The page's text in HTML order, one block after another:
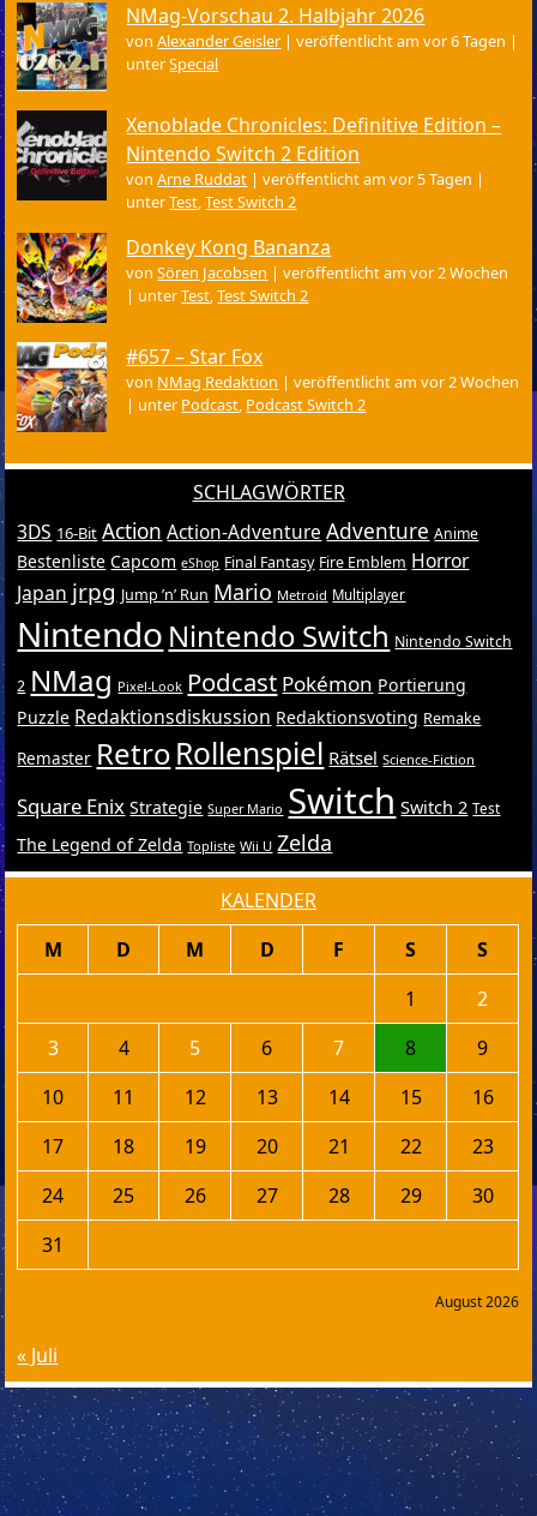
NMag-Vorschau 2. Halbjahr 2026
vonAlexander Geisler |veröffentlicht am vor 6 Tagen |
unterSpecial
Xenoblade Chronicles: Definitive Edition –
Nintendo Switch 2 Edition
vonArne Ruddat |veröffentlicht am vor 5 Tagen |
unterTest,Test Switch 2
Donkey Kong Bananza
vonSören Jacobsen |veröffentlicht am vor 2 Wochen
| unterTest,Test Switch 2
#657 – Star Fox
von NMag Redaktion |veröffentlicht am vor 2 Wochen
| unter Podcast, Podcast Switch 2
SCHLAGWÖRTER
3DS 16-Bit Action Action-Adventure Adventure Anime
Bestenliste Capcom eShop Final Fantasy Fire Emblem Horror
Japan jrpg Jump ’n’ Run Mario Metroid Multiplayer
Nintendo Nintendo Switch Nintendo Switch
2 NMag Pixel-Look Podcast Pokémon Portierung
Puzzle Redaktionsdiskussion Redaktionsvoting Remake
Remaster RetroRollenspiel Rätsel Science-Fiction
Square Enix Strategie Super Mario Switch Switch 2 Test
The Legend of Zelda Topliste Wii U Zelda
KALENDER
August 2026
M D M D F S
S
1
2
3
4 5 6 7 8
9
10
11 12 13 14 15
16
17
18 19 20 21 22
23
24
25 26 27 28 29
30
31
« Juli